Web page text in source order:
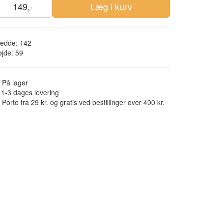
149,- Læg i kurv
142
59
På lager
3 dages levering
Porto fra 29 kr. og gratis ved bestillinger over 400 kr.